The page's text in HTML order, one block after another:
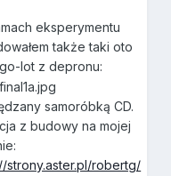
eksperymentu
także taki oto
lot z depronu:
samoróbką CD.
z budowy na mojej
strony.aster.pl/robertg/